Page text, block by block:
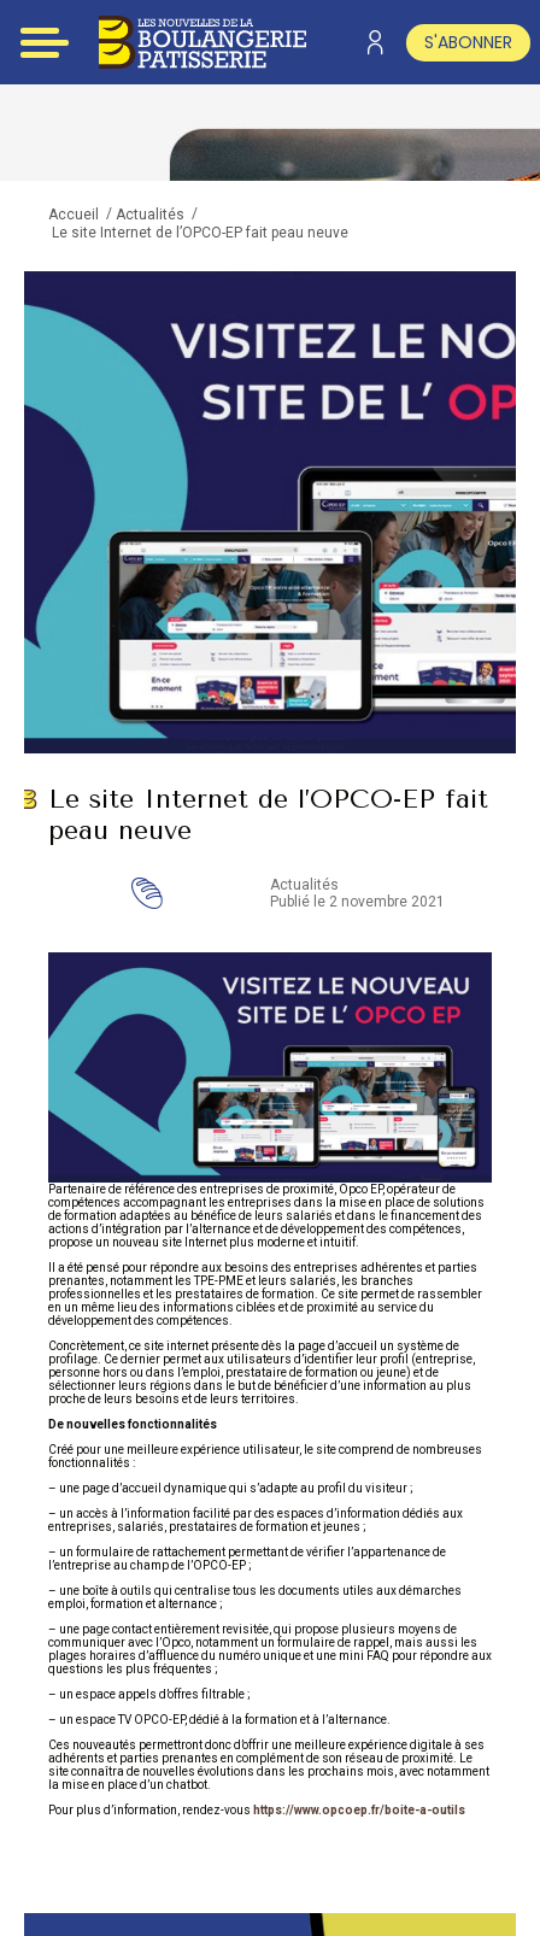
S'ABONNER
Accueil / Actualités /
Le site Internet de l’OPCO-EP fait peau neuve
Le site Internet de l’OPCO-EP fait
peau neuve
Actualités
Publié le 2 novembre 2021
Partenaire de référence des entreprises de proximité, Opco EP, opérateur de
compétences accompagnant les entreprises dans la mise en place de solutions
de formation adaptées au bénéfice de leurs salariés et dans le financement des
actions d’intégration par l’alternance et de développement des compétences,
propose un nouveau site Internet plus moderne et intuitif.
Il a été pensé pour répondre aux besoins des entreprises adhérentes et parties
prenantes, notamment les TPE-PME et leurs salariés, les branches
professionnelles et les prestataires de formation. Ce site permet de rassembler
en un même lieu des informations ciblées et de proximité au service du
développement des compétences.
Concrètement, ce site internet présente dès la page d’accueil un système de
profilage. Ce dernier permet aux utilisateurs d’identifier leur profil (entreprise,
personne hors ou dans l’emploi, prestataire de formation ou jeune) et de
sélectionner leurs régions dans le but de bénéficier d’une information au plus
proche de leurs besoins et de leurs territoires.
De nouvelles fonctionnalités
Créé pour une meilleure expérience utilisateur, le site comprend de nombreuses
fonctionnalités :
– une page d’accueil dynamique qui s’adapte au profil du visiteur ;
– un accès à l’information facilité par des espaces d’information dédiés aux
entreprises, salariés, prestataires de formation et jeunes ;
– un formulaire de rattachement permettant de vérifier l’appartenance de
l’entreprise au champ de l’OPCO-EP ;
– une boîte à outils qui centralise tous les documents utiles aux démarches
emploi, formation et alternance ;
– une page contact entièrement revisitée, qui propose plusieurs moyens de
communiquer avec l’Opco, notamment un formulaire de rappel, mais aussi les
plages horaires d’affluence du numéro unique et une mini FAQ pour répondre aux
questions les plus fréquentes ;
– un espace appels d’offres filtrable ;
– un espace TV OPCO-EP, dédié à la formation et à l’alternance.
Ces nouveautés permettront donc d’offrir une meilleure expérience digitale à ses
adhérents et parties prenantes en complément de son réseau de proximité. Le
site connaîtra de nouvelles évolutions dans les prochains mois, avec notamment
la mise en place d’un chatbot.
Pour plus d’information, rendez-vous https://www.opcoep.fr/boite-a-outils